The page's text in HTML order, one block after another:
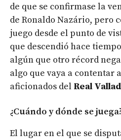
de que se confirmase la
de Ronaldo Nazário, pero
juego desde el punto de
que descendió hace
algún que otro récord
algo que vaya a contentar
aficionados del Real
¿Cuándo y dónde se
El lugar en el que se